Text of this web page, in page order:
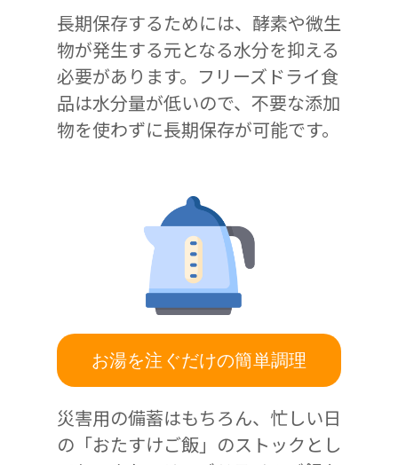
長期保存するためには、酵素や微生
物が発生する元となる水分を抑える
必要があります。フリーズドライ食
品は水分量が低いので、不要な添加
物を使わずに長期保存が可能です。
お湯を注ぐだけの簡単調理
災害用の備蓄はもちろん、忙しい日
の「おたすけご飯」のストックとし